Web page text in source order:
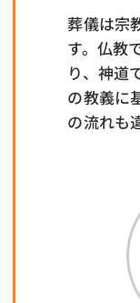
葬儀は宗
す。仏教
り、神道
の教義に
の流れも